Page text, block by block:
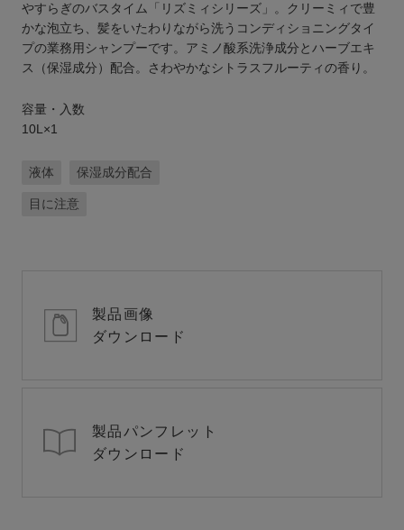
やすらぎのバスタイム「リズミィシリーズ」。クリーミィで豊
かな泡立ち、髪をいたわりながら洗うコンディショニングタイ
プの業務用シャンプーです。アミノ酸系洗浄成分とハーブエキ
ス（保湿成分）配合。さわやかなシトラスフルーティの香り。
容量・入数
10L×1
液体 保湿成分配合
目に注意
製品画像
ダウンロード
製品パンフレット
ダウンロード